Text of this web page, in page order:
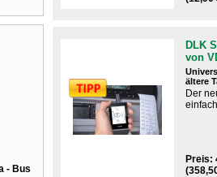
- Bus
DLK
von
ältere
Der
Preis: